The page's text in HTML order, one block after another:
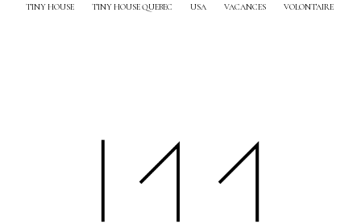
TINY HOUSE TINY HOUSE QUEBEC USA VACANCES VOLONTAIRE